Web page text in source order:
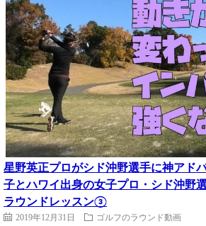
星野英正プロがシド沖野選手に神アド
子とハワイ出身の女子プロ・シド沖野
ラウンドレッスン③
2019年12月31日 ゴルフのラウンド動画